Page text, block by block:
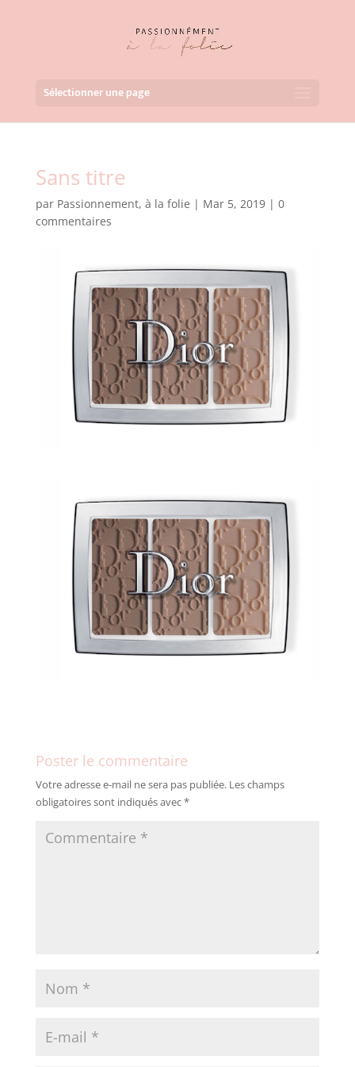
Sélectionner une page
Sans titre
par Passionnement, à la folie | Mar 5, 2019| 0
commentaires
Poster le commentaire
Votre adresse e-mail ne sera pas publiée. Les champs
obligatoires sont indiqués avec*